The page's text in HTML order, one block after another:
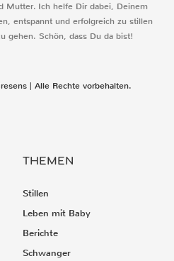
Mutter. Ich helfe Dir dabei, Deinem
entspannt und erfolgreich zu stillen
gehen. Schön, dass Du da bist!
| Alle Rechte vorbehalten.
THEMEN
Stillen
Leben mit Baby
Berichte
Schwanger